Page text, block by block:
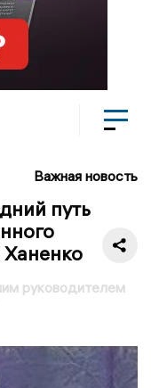
Важная новость
путь
руководителем